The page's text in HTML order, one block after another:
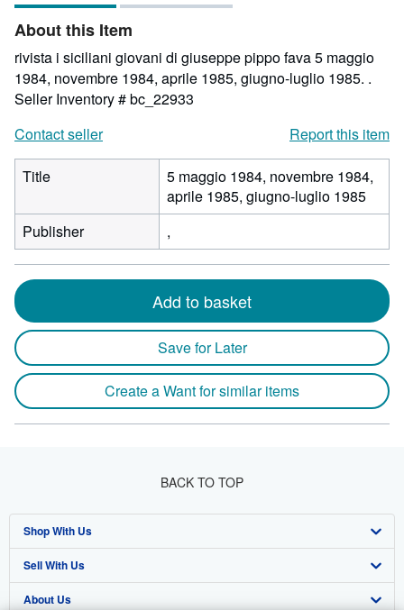
stars
About this Item
rivista i siciliani giovani di giuseppe pippo fava 5 maggio
1984, novembre 1984, aprile 1985, giugno-luglio 1985. .
Seller Inventory # bc_22933
Contact seller
Report this item
Title
5 maggio 1984, novembre 1984,
aprile 1985, giugno-luglio 1985
Publisher
,
Add to basket
Save for Later
Create a Want for similar items
BACK TO TOP
Shop With Us
Advanced Search
Browse Collections
Sell With Us
Start Selling
About Us